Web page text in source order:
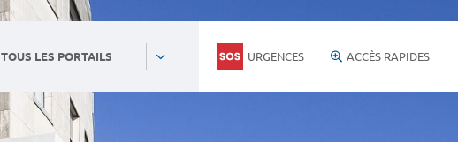
TOUS LES PORTAILS URGENCES ACCÈS RAPIDES